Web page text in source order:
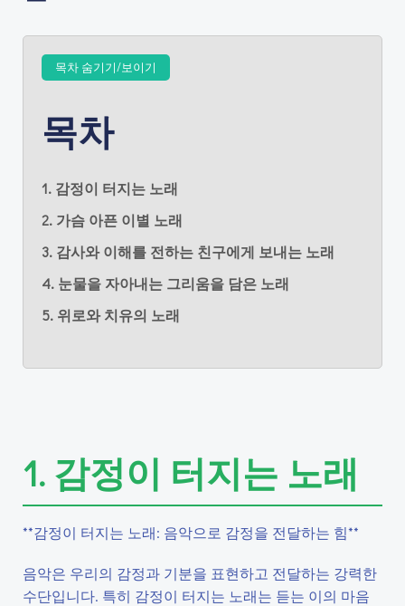
목차 숨기기/보이기
목차
1. 감정이 터지는 노래
2. 가슴 아픈 이별 노래
3. 감사와 이해를 전하는 친구에게 보내는 노래
4. 눈물을 자아내는 그리움을 담은 노래
5. 위로와 치유의 노래
1. 감정이 터지는 노래
**감정이 터지는 노래: 음악으로 감정을 전달하는 힘**
음악은 우리의 감정과 기분을 표현하고 전달하는 강력한
수단입니다. 특히 감정이 터지는 노래는 듣는 이의 마음